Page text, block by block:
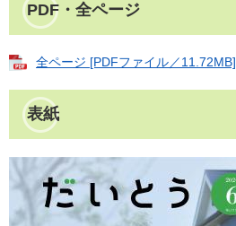
PDF・全ページ
全ページ [PDFファイル／11.72MB]
表紙​